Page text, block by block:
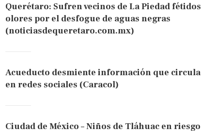
Querétaro: Sufren vecinos de La Piedad fétidos
olores por el desfogue de aguas negras
(noticiasdequeretaro.com.mx)
Acueducto desmiente información que circula
en redes sociales (Caracol)
Ciudad de México – Niños de Tláhuac en riesgo